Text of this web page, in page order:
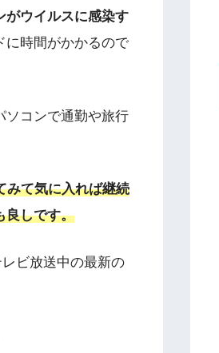
がウイルスに感染す
に時間がかかるので
ソコンで通勤や旅行
みて気に入れば継続
良しです。
ビ放送中の最新の